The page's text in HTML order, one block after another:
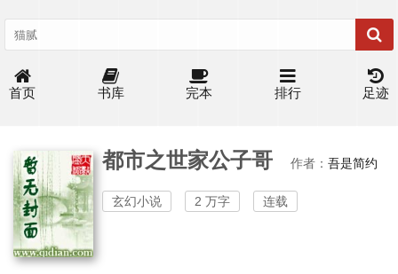
首页 书库 完本 排行 足迹
都市之世家公子哥 作者： 吾是简约
玄幻小说 2 万字 连载